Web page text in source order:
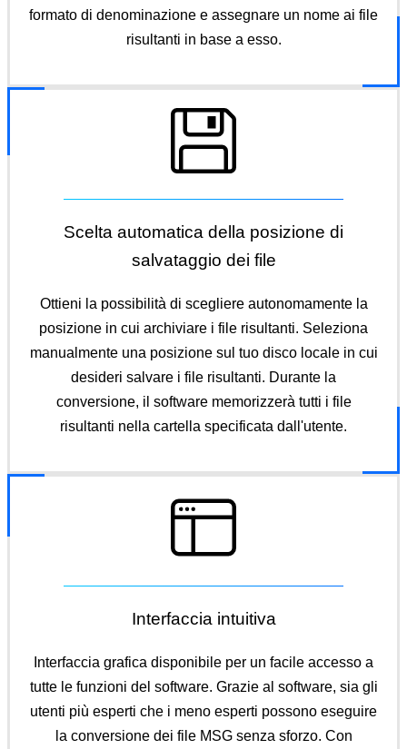
formato di denominazione e assegnare un nome ai file
risultanti in base a esso.
Scelta automatica della posizione di
salvataggio dei file
Ottieni la possibilità di scegliere autonomamente la
posizione in cui archiviare i file risultanti. Seleziona
manualmente una posizione sul tuo disco locale in cui
desideri salvare i file risultanti. Durante la
conversione, il software memorizzerà tutti i file
risultanti nella cartella specificata dall'utente.
Interfaccia intuitiva
Interfaccia grafica disponibile per un facile accesso a
tutte le funzioni del software. Grazie al software, sia gli
utenti più esperti che i meno esperti possono eseguire
la conversione dei file MSG senza sforzo. Con